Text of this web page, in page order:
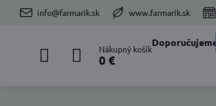
info@farmarik.sk www.farmarik.sk
Nákupný košík
0 €
Doporučujeme